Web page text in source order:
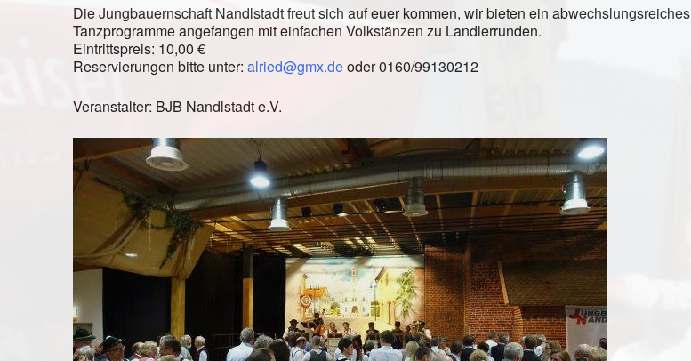
Die Jungbauernschaft Nandlstadt freut sich auf euer kommen, wir bieten ein abwechslungsreiches
Tanzprogramme angefangen mit einfachen Volkstänzen zu Landlerrunden.
Eintrittspreis: 10,00 €
Reservierungen bitte unter: alried@gmx.deoder 0160/99130212
Veranstalter: BJB Nandlstadt e.V.